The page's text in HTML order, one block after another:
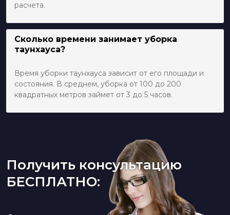
расчета.
Сколько времени занимает уборка
таунхауса?
Время уборки таунхауса зависит от его площади и
состояния. В среднем, уборка от 100 до 200
квадратных метров займет от 3 до 5 часов.
Получить консультацию
БЕСПЛАТНО: